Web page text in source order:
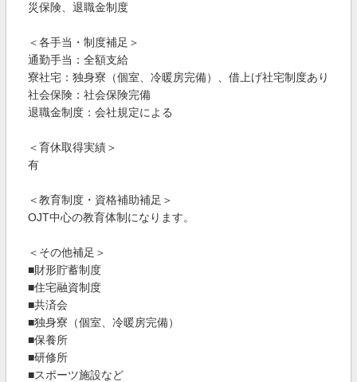
災保険、退職金制度
＜各手当・制度補足＞
通勤手当：全額支給
寮社宅：独身寮（個室、冷暖房完備）、借上げ社宅制度あり
社会保険：社会保険完備
退職金制度：会社規定による
＜育休取得実績＞
有
＜教育制度・資格補助補足＞
OJT中心の教育体制になります。
＜その他補足＞
■財形貯蓄制度
■住宅融資制度
■共済会
■独身寮（個室、冷暖房完備）
■保養所
■研修所
■スポーツ施設など